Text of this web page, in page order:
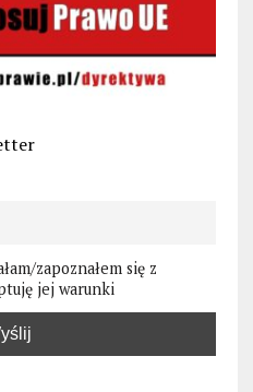
zapoznałem się z
jej warunki